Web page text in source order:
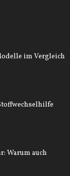
im Vergleich
Warum auch